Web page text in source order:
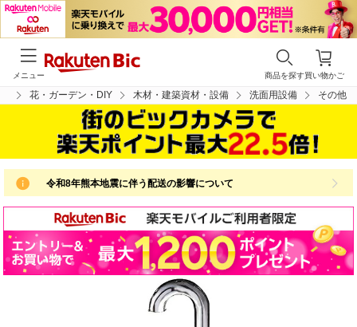
買い物かご
商品を探す
メニュー
花・ガーデン・DIY 木材・建築資材・設備 洗面用設備 その他
令和8年熊本地震に伴う配送の影響について